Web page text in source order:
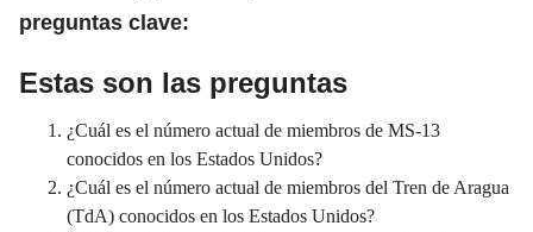
preguntas clave:
Estas son las preguntas
¿Cuál es el número actual de miembros de MS-13
conocidos en los Estados Unidos?
¿Cuál es el número actual de miembros del Tren de Aragua
(TdA) conocidos en los Estados Unidos?